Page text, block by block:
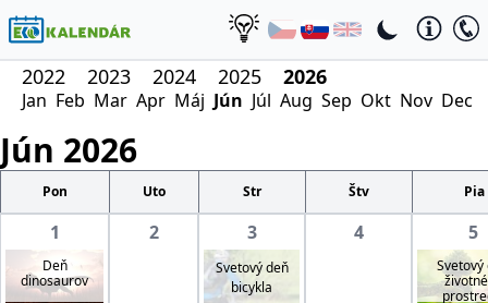
2022 2023 2024 2025 2026
Jan Feb Mar Apr Máj Jún Júl Aug Sep Okt Nov Dec
Jún 2026
Pon Uto Str Štv Pia
1
Deň
dinosaurov
2 3
Svetový deň
bicykla
4 5
Svetový